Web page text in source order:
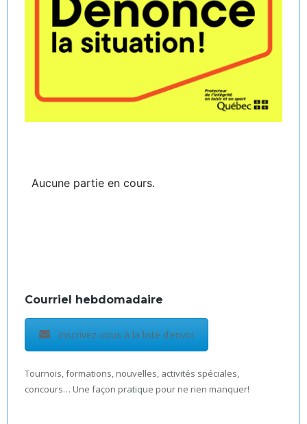
Aucune partie en cours.
Courriel hebdomadaire
Inscrivez-vous à la liste d’envoi
Tournois, formations, nouvelles, activités spéciales,
concours… Une façon pratique pour ne rien manquer!